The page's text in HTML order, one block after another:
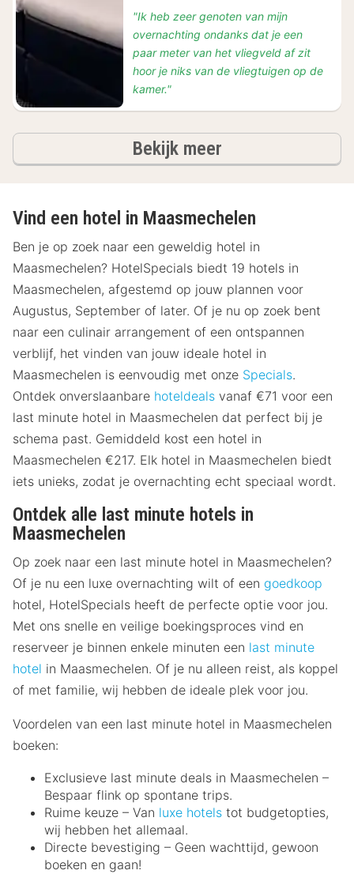
"Ik heb zeer genoten van mijn
overnachting ondanks dat je een
paar meter van het vliegveld af zit
hoor je niks van de vliegtuigen op de
kamer."
Bekijk meerhotels
Vind een hotel in Maasmechelen
Ben je op zoek naar een geweldig hotel in
Maasmechelen? HotelSpecials biedt 19 hotels in
Maasmechelen, afgestemd op jouw plannen voor
Augustus, September of later. Of je nu op zoek bent
naar een culinair arrangement of een ontspannen
verblijf, het vinden van jouw ideale hotel in
Maasmechelen is eenvoudig met onze Specials.
Ontdek onverslaanbare hoteldeals vanaf €71 voor een
last minute hotel in Maasmechelen dat perfect bij je
schema past. Gemiddeld kost een hotel in
Maasmechelen €217. Elk hotel in Maasmechelen biedt
iets unieks, zodat je overnachting echt speciaal wordt.
Ontdek alle last minute hotels in
Maasmechelen
Op zoek naar een last minute hotel in Maasmechelen?
Of je nu een luxe overnachting wilt of een goedkoop
hotel, HotelSpecials heeft de perfecte optie voor jou.
Met ons snelle en veilige boekingsproces vind en
reserveer je binnen enkele minuten een last minute
hotel in Maasmechelen. Of je nu alleen reist, als koppel
of met familie, wij hebben de ideale plek voor jou.
Voordelen van een last minute hotel in Maasmechelen
boeken:
Exclusieve last minute deals in Maasmechelen –
Bespaar flink op spontane trips.
Ruime keuze – Van luxe hotels tot budgetopties,
wij hebben het allemaal.
Directe bevestiging – Geen wachttijd, gewoon
boeken en gaan!